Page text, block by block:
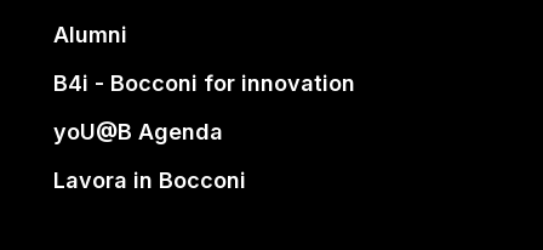
Alumni
B4i - Bocconi for innovation
yoU@B Agenda
Lavora in Bocconi